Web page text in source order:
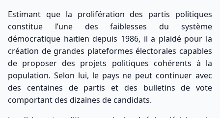
Estimant que la prolifération des partis politiques
constitue l’une des faiblesses du système
démocratique haïtien depuis 1986, il a plaidé pour la
création de grandes plateformes électorales capables
de proposer des projets politiques cohérents à la
population. Selon lui, le pays ne peut continuer avec
des centaines de partis et des bulletins de vote
comportant des dizaines de candidats.